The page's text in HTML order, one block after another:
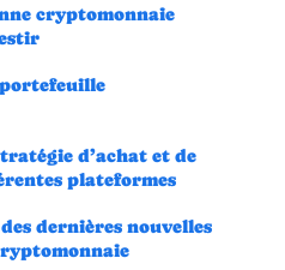
cryptomonnaie
d’achat et de
plateformes
dernières nouvelles